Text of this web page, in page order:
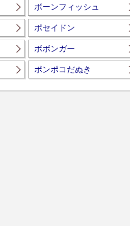
ボーンフィッシュ
ポセイドン
ボボンガー
ポンポコだぬき